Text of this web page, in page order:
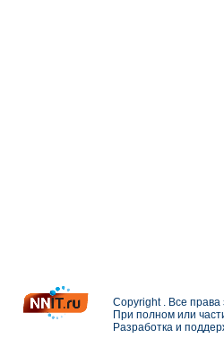
Copyright . Все
При полном или
Разработка и